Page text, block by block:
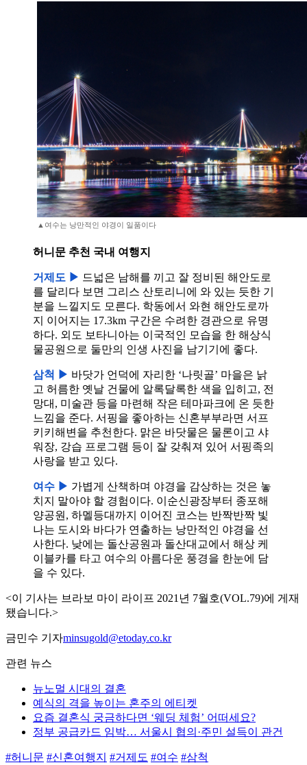
▲여수는 낭만적인 야경이 일품이다
허니문 추천 국내 여행지
거제도 ▶ 드넓은 남해를 끼고 잘 정비된 해안도로
를 달리다 보면 그리스 산토리니에 와 있는 듯한 기
분을 느낄지도 모른다. 학동에서 와현 해안도로까
지 이어지는 17.3km 구간은 수려한 경관으로 유명
하다. 외도 보타니아는 이국적인 모습을 한 해상식
물공원으로 둘만의 인생 사진을 남기기에 좋다.
삼척 ▶ 바닷가 언덕에 자리한 ‘나릿골’ 마을은 낡
고 허름한 옛날 건물에 알록달록한 색을 입히고, 전
망대, 미술관 등을 마련해 작은 테마파크에 온 듯한
느낌을 준다. 서핑을 좋아하는 신혼부부라면 서프
키키해변을 추천한다. 맑은 바닷물은 물론이고 샤
워장, 강습 프로그램 등이 잘 갖춰져 있어 서핑족의
사랑을 받고 있다.
여수 ▶ 가볍게 산책하며 야경을 감상하는 것은 놓
치지 말아야 할 경험이다. 이순신광장부터 종포해
양공원, 하멜등대까지 이어진 코스는 반짝반짝 빛
나는 도시와 바다가 연출하는 낭만적인 야경을 선
사한다. 낮에는 돌산공원과 돌산대교에서 해상 케
이블카를 타고 여수의 아름다운 풍경을 한눈에 담
을 수 있다.
<이 기사는 브라보 마이 라이프 2021년 7월호(VOL.79)에 게재
됐습니다.>
금민수 기자minsugold@etoday.co.kr
관련 뉴스
뉴노멀 시대의 결혼
예식의 격을 높이는 혼주의 에티켓
요즘 결혼식 궁금하다면 ‘웨딩 체험’ 어떠세요?
정부 공급카드 임박… 서울시 협의·주민 설득이 관건
#허니문 #신혼여행지 #거제도 #여수 #삼척